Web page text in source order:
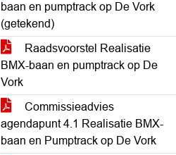
baan en pumptrack op De Vork
(getekend)
Raadsvoorstel Realisatie
BMX-baan en pumptrack op De
Vork
Commissieadvies
agendapunt 4.1 Realisatie BMX-
baan en Pumptrack op De Vork